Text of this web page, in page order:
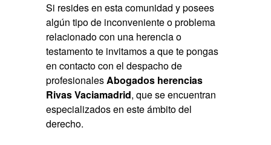
Si resides en esta comunidad y posees
algún tipo de inconveniente o problema
relacionado con una herencia o
testamento te invitamos a que te pongas
en contacto con el despacho de
profesionalesAbogados herencias
Rivas Vaciamadrid, que se encuentran
especializados en este ámbito del
derecho.